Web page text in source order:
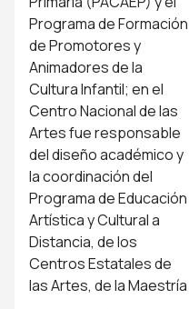
Programa de Formación
de Promotores y
Animadores de la
Cultura Infantil; en el
Centro Nacional de las
Artes fue responsable
del diseño académico y
la coordinación del
Programa de Educación
Artística y Cultural a
Distancia, de los
Centros Estatales de
las Artes, de la Maestría